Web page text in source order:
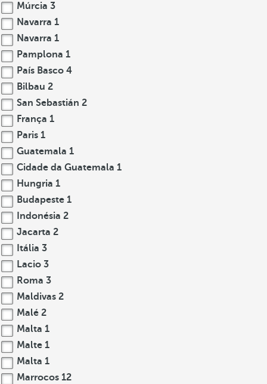
Múrcia 3
Navarra 1
Navarra 1
Pamplona 1
País Basco 4
Bilbau 2
San Sebastián 2
França 1
Paris 1
Guatemala 1
Cidade da Guatemala 1
Hungria 1
Budapeste 1
Indonésia 2
Jacarta 2
Itália 3
Lacio 3
Roma 3
Maldivas 2
Malé 2
Malta 1
Malte 1
Malta 1
Marrocos 12